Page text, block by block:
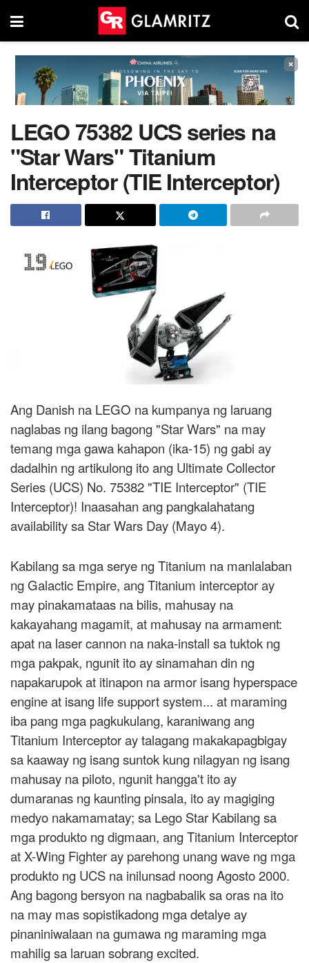
×
LEGO 75382 UCS series na
"Star Wars" Titanium
Interceptor (TIE Interceptor)
Ang Danish na LEGO na kumpanya ng laruang
naglabas ng ilang bagong "Star Wars" na may
temang mga gawa kahapon (ika-15) ng gabi ay
dadalhin ng artikulong ito ang Ultimate Collector
Series (UCS) No. 75382 "TIE Interceptor" (TIE
Interceptor)! Inaasahan ang pangkalahatang
availability sa Star Wars Day (Mayo 4).
Kabilang sa mga serye ng Titanium na manlalaban
ng Galactic Empire, ang Titanium interceptor ay
may pinakamataas na bilis, mahusay na
kakayahang magamit, at mahusay na armament:
apat na laser cannon na naka-install sa tuktok ng
mga pakpak, ngunit ito ay sinamahan din ng
napakarupok at itinapon na armor isang hyperspace
engine at isang life support system... at maraming
iba pang mga pagkukulang, karaniwang ang
Titanium Interceptor ay talagang makakapagbigay
sa kaaway ng isang suntok kung nilagyan ng isang
mahusay na piloto, ngunit hangga't ito ay
dumaranas ng kaunting pinsala, ito ay magiging
medyo nakamamatay; sa Lego Star Kabilang sa
mga produkto ng digmaan, ang Titanium Interceptor
at X-Wing Fighter ay parehong unang wave ng mga
produkto ng UCS na inilunsad noong Agosto 2000.
Ang bagong bersyon na nagbabalik sa oras na ito
na may mas sopistikadong mga detalye ay
pinaniniwalaan na gumawa ng maraming mga
mahilig sa laruan sobrang excited.